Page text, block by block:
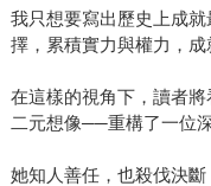
我只想要寫出歷史上成
擇，累積實力與權力，成
在這樣的視角下，讀者
二元想像──重構了一位
她知人善任，也殺伐決